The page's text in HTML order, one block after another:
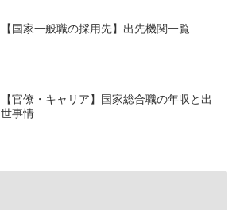
【国家一般職の採用先】出先機関一覧
【官僚・キャリア】国家総合職の年収と出
世事情